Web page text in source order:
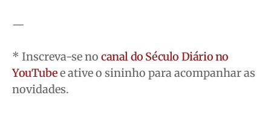
—
* Inscreva-se no canal do Século Diário no
YouTubee ative o sininho para acompanhar as
novidades.